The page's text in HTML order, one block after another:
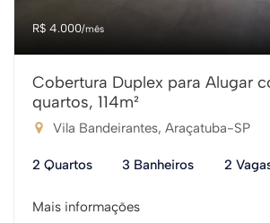
R$ 4.000/mês
Cobertura Duplex para Alugar
quartos, 114m²
Vila Bandeirantes, Araçatuba-SP
2 Quartos 3 Banheiros 2
Mais informações